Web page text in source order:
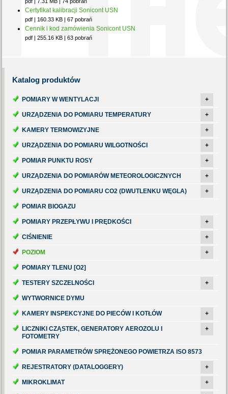
Certyfikat kalibracji Sonicont USN
pdf | 160.33 KB | 67 pobrań
Cennik i kod zamówienia Sonicont USN
pdf | 255.16 KB | 63 pobrań
Katalog produktów
POMIARY W WENTYLACJI +
URZĄDZENIA DO POMIARU TEMPERATURY +
KAMERY TERMOWIZYJNE +
URZĄDZENIA DO POMIARU WILGOTNOŚCI +
POMIAR PUNKTU ROSY +
URZĄDZENIA DO POMIARÓW METEOROLOGICZNYCH +
URZĄDZENIA DO POMIARU CO2 (DWUTLENKU WĘGLA) +
POMIAR BIOGAZU
POMIARY PRZEPŁYWU I PRĘDKOŚCI +
CIŚNIENIE +
POZIOM +
POMIARY TLENU [O2]
TESTERY SZCZELNOŚCI +
WYTWORNICE DYMU
KAMERY INSPEKCYJNE DO PIECÓW I KOTŁÓW +
LICZNIKI CZĄSTEK, GENERATORY AEROZOLU I
FOTOMETRY
+
POMIAR PARAMETRÓW SPRĘŻONEGO POWIETRZA ISO 8573
REJESTRATORY (DATALOGGERY) +
MIKROKLIMAT +